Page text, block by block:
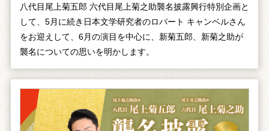
八代目尾上菊五郎 六代目尾上菊之助襲名披露興行特別企画と
して、5月に続き日本文学研究者のロバート キャンベルさん
をお迎えして、6月の演目を中心に、新菊五郎、新菊之助が
襲名についての思いを明かします。